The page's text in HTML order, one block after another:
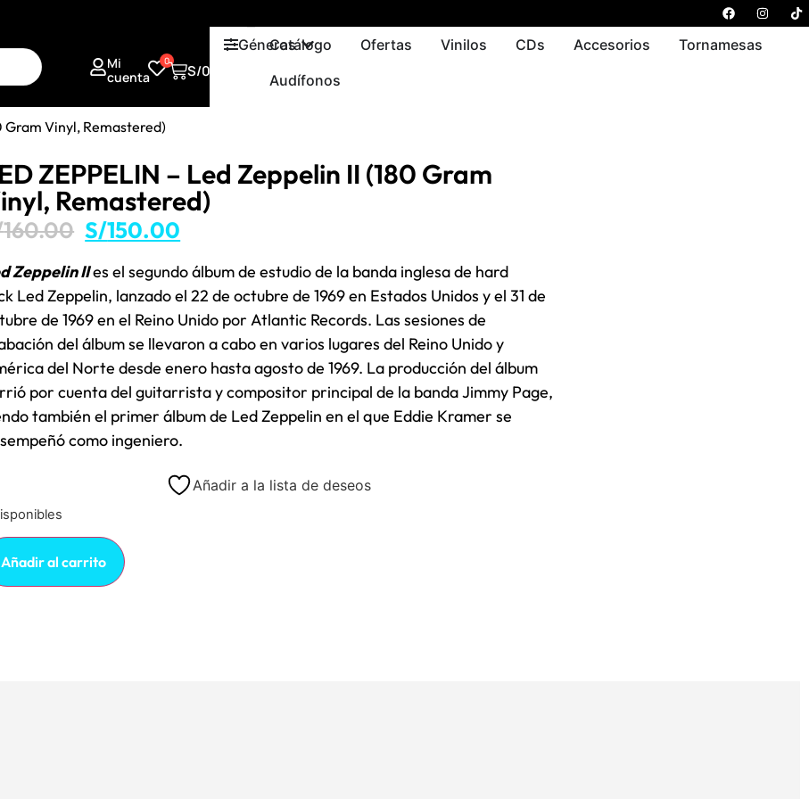
Mi
cuenta
0
S/0.00
GénerosCatálogo Ofertas Vinilos CDs Accesorios
Tornamesas
Audífonos
Gram Vinyl, Remastered)
ZEPPELIN – Led Zeppelin II (180 Gram
Remastered)
160.00 S/150.00
Zeppelin IIes el segundo álbum de estudio de la banda inglesa de hard
Led Zeppelin, lanzado el 22 de octubre de 1969 en Estados Unidos y el 31 de
de 1969 en el Reino Unido por Atlantic Records. Las sesiones de
del álbum se llevaron a cabo en varios lugares del Reino Unido y
del Norte desde enero hasta agosto de 1969. La producción del álbum
por cuenta del guitarrista y compositor principal de la banda Jimmy Page,
también el primer álbum de Led Zeppelin en el que Eddie Kramer se
como ingeniero.
Añadir a la lista de deseos
Añadir al carrito